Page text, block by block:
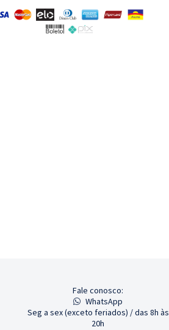
Fale conosco:
WhatsApp
Seg a sex (exceto feriados) / das 8h às
20h